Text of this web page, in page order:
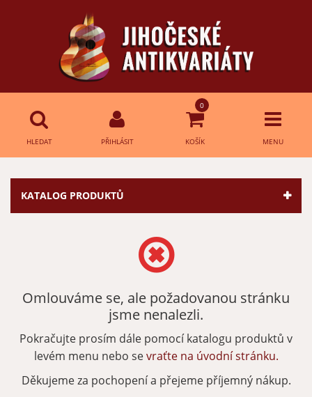
HLEDAT PŘIHLÁSIT
0
KOŠÍK MENU
Přihlášení
Přihlásit
Zapomenuté heslo Nová registrace
KATALOG PRODUKTŮ
Omlouváme se, ale požadovanou stránku
jsme nenalezli.
Pokračujte prosím dále pomocí katalogu produktů v
levém menu nebo sevraťte na úvodní stránku.
Děkujeme za pochopení a přejeme příjemný nákup.